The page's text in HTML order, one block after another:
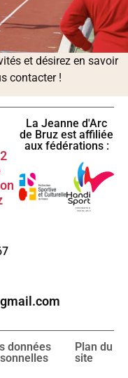
et désirez en savoir
contacter !
La Jeanne d'Arc
de Bruz est affiliée
aux fédérations :
données
Plan du
site